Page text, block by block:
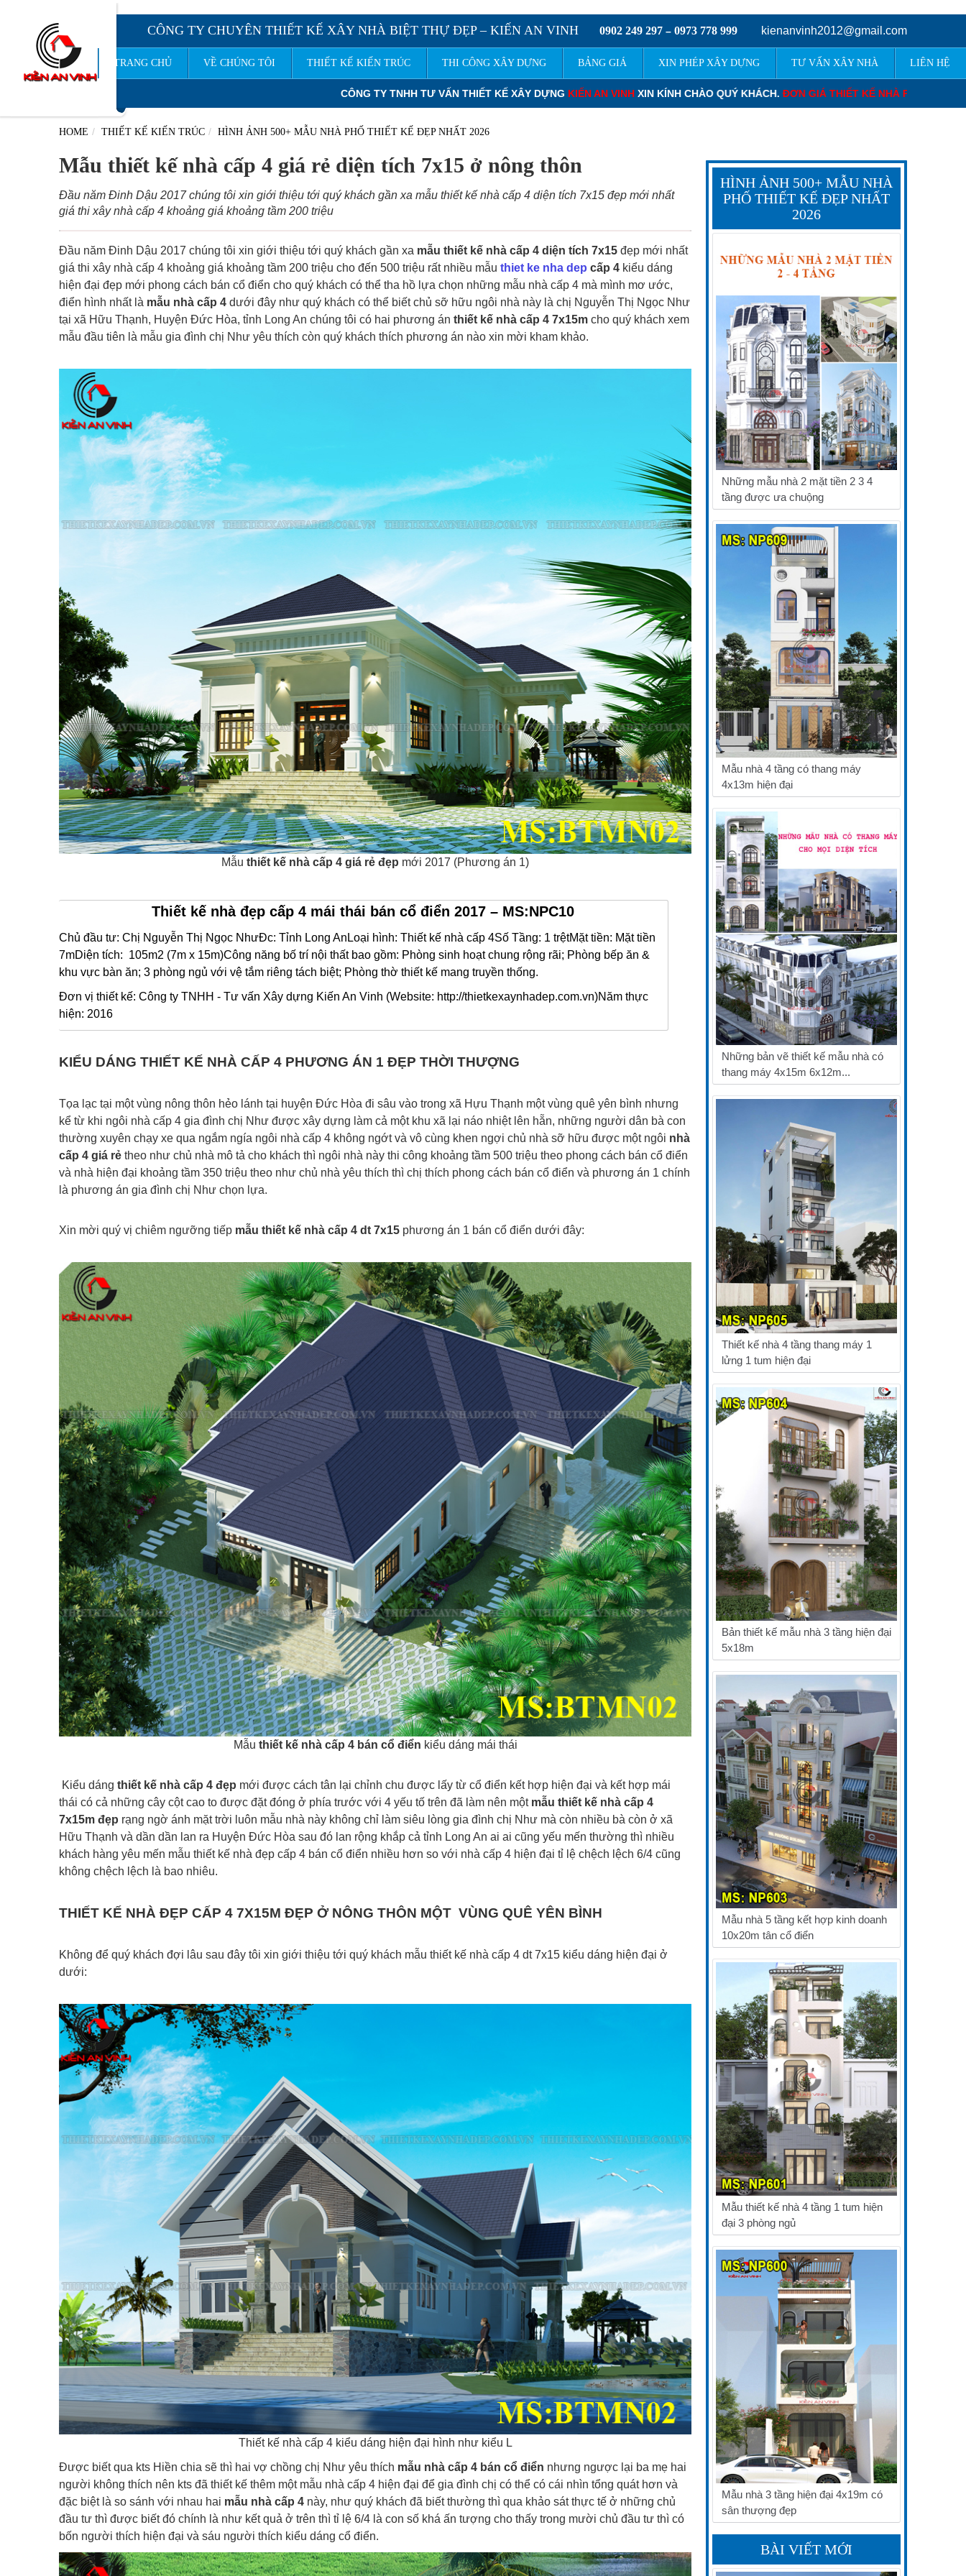
CÔNG TY CHUYÊN THIẾT KẾ XÂY NHÀ BIỆT THỰ ĐẸP – KIẾN AN VINH 0902 249 297 – 0973 778 999 kienanvinh2012@gmail.com
TRANG CHỦ VỀ CHÚNG TÔI THIẾT KẾ KIẾN TRÚC THI CÔNG XÂY DỰNG BẢNG GIÁ XIN PHÉP XÂY DỰNG TƯ VẤN XÂY NHÀ LIÊN HỆ
KIẾN AN VINHXIN KÍNH CHÀO QUÝ KHÁCH.ĐƠN GIÁ THIẾT KẾ NHÀ PHỐ: 120.000 – 220.000 VNĐ/M2.ĐƠN GIÁ THIẾT KẾ BIỆT THỰ
HOME THIẾT KẾ KIẾN TRÚC HÌNH ẢNH 500+ MẪU NHÀ PHỐ THIẾT KẾ ĐẸP NHẤT 2026
Mẫu thiết kế nhà cấp 4 giá rẻ diện tích 7x15 ở nông thôn
Đầu năm Đinh Dậu 2017 chúng tôi xin giới thiệu tới quý khách gần xa mẫu thiết kế nhà cấp 4 diện tích 7x15 đẹp mới nhất
giá thi xây nhà cấp 4 khoảng giá khoảng tầm 200 triệu
Đầu năm Đinh Dậu 2017 chúng tôi xin giới thiệu tới quý khách gần xa mẫu thiết kế nhà cấp 4 diện tích 7x15 đẹp mới nhất
giá thi xây nhà cấp 4 khoảng giá khoảng tầm 200 triệu cho đến 500 triệu rất nhiều mẫu thiet ke nha dep cấp 4 kiểu dáng
hiện đại đẹp mới phong cách bán cổ điển cho quý khách có thể tha hồ lựa chọn những mẫu nhà cấp 4 mà mình mơ ước,
điển hình nhất là mẫu nhà cấp 4 dưới đây như quý khách có thể biết chủ sỡ hữu ngôi nhà này là chị Nguyễn Thị Ngọc Như
tại xã Hữu Thạnh, Huyện Đức Hòa, tỉnh Long An chúng tôi có hai phương án thiết kế nhà cấp 4 7x15m cho quý khách xem
mẫu đầu tiên là mẫu gia đình chị Như yêu thích còn quý khách thích phương án nào xin mời kham khảo.
Mẫu thiết kế nhà cấp 4 giá rẻ đẹp mới 2017 (Phương án 1)
Thiết kế nhà đẹp cấp 4 mái thái bán cổ điển 2017 – MS:NPC10
Chủ đầu tư: Chị Nguyễn Thị Ngọc NhưĐc: Tỉnh Long AnLoại hình: Thiết kế nhà cấp 4Số Tầng: 1 trệtMặt tiền: Mặt tiền
7mDiện tích: 105m2 (7m x 15m)Công năng bố trí nội thất bao gồm: Phòng sinh hoạt chung rộng rãi; Phòng bếp ăn &
khu vực bàn ăn; 3 phòng ngủ với vệ tắm riêng tách biệt; Phòng thờ thiết kế mang truyền thống.
Đơn vị thiết kế: Công ty TNHH - Tư vấn Xây dựng Kiến An Vinh (Website: http://thietkexaynhadep.com.vn)Năm thực
hiện: 2016
KIỂU DÁNG THIẾT KẾ NHÀ CẤP 4 PHƯƠNG ÁN 1 ĐẸP THỜI THƯỢNG
Tọa lạc tại một vùng nông thôn hẻo lánh tại huyện Đức Hòa đi sâu vào trong xã Hựu Thạnh một vùng quê yên bình nhưng
kể từ khi ngôi nhà cấp 4 gia đình chị Như được xây dựng làm cả một khu xã lại náo nhiệt lên hẵn, những người dân bà con
thường xuyên chạy xe qua ngắm ngía ngôi nhà cấp 4 không ngớt và vô cùng khen ngợi chủ nhà sỡ hữu được một ngôi nhà
cấp 4 giá rẻ theo như chủ nhà mô tả cho khách thì ngôi nhà này thi công khoảng tầm 500 triệu theo phong cách bán cổ điển
và nhà hiện đại khoảng tầm 350 triệu theo như chủ nhà yêu thích thì chị thích phong cách bán cổ điển và phương án 1 chính
là phương án gia đình chị Như chọn lựa.
Xin mời quý vị chiêm ngưỡng tiếp mẫu thiết kế nhà cấp 4 dt 7x15 phương án 1 bán cổ điển dưới đây:
Mẫu thiết kế nhà cấp 4 bán cổ điển kiểu dáng mái thái
Kiểu dáng thiết kế nhà cấp 4 đẹp mới được cách tân lại chỉnh chu được lấy từ cổ điển kết hợp hiện đại và kết hợp mái
thái có cả những cây cột cao to được đặt đóng ở phía trước với 4 yếu tố trên đã làm nên một mẫu thiết kế nhà cấp 4
7x15m đẹp rạng ngờ ánh mặt trời luôn mẫu nhà này không chỉ làm siêu lòng gia đình chị Như mà còn nhiều bà còn ở xã
Hữu Thạnh và dần dần lan ra Huyện Đức Hòa sau đó lan rộng khắp cả tỉnh Long An ai ai cũng yếu mến thường thì nhiều
khách hàng yêu mến mẫu thiết kế nhà đẹp cấp 4 bán cổ điển nhiều hơn so với nhà cấp 4 hiện đại tỉ lệ chệch lệch 6/4 cũng
không chệch lệch là bao nhiêu.
THIẾT KẾ NHÀ ĐẸP CẤP 4 7X15M ĐẸP Ở NÔNG THÔN MỘT VÙNG QUÊ YÊN BÌNH
Không để quý khách đợi lâu sau đây tôi xin giới thiệu tới quý khách mẫu thiết kế nhà cấp 4 dt 7x15 kiểu dáng hiện đại ở
dưới:
Thiết kế nhà cấp 4 kiểu dáng hiện đại hình như kiểu L
Được biết qua kts Hiền chia sẽ thì hai vợ chồng chị Như yêu thích mẫu nhà cấp 4 bán cổ điển nhưng ngược lại ba mẹ hai
người không thích nên kts đã thiết kế thêm một mẫu nhà cấp 4 hiện đại để gia đình chị có thể có cái nhìn tổng quát hơn và
đặc biệt là so sánh với nhau hai mẫu nhà cấp 4 này, như quý khách đã biết thường thì qua khảo sát thực tế ở những chủ
đầu tư thì được biết đó chính là như kết quả ở trên thì tỉ lệ 6/4 là con số khá ấn tượng cho thấy trong mười chủ đầu tư thì có
bốn người thích hiện đại và sáu người thích kiểu dáng cổ điển.
HÌNH ẢNH 500+ MẪU NHÀ
PHỐ THIẾT KẾ ĐẸP NHẤT
2026
Những mẫu nhà 2 mặt tiền 2 3 4
tầng được ưa chuộng
Mẫu nhà 4 tầng có thang máy
4x13m hiện đại
Những bản vẽ thiết kế mẫu nhà có
thang máy 4x15m 6x12m...
Thiết kế nhà 4 tầng thang máy 1
lửng 1 tum hiện đại
Bản thiết kế mẫu nhà 3 tầng hiện đại
5x18m
Mẫu nhà 5 tầng kết hợp kinh doanh
10x20m tân cổ điển
Mẫu thiết kế nhà 4 tầng 1 tum hiện
đại 3 phòng ngủ
Mẫu nhà 3 tầng hiện đại 4x19m có
sân thượng đẹp
BÀI VIẾT MỚI